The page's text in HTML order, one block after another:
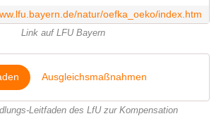
natur/oefka_oeko/index.htm
Link auf LFU Bayern
Ausgleichsmaßnahmen
Leitfaden des LfU zur Kompensation